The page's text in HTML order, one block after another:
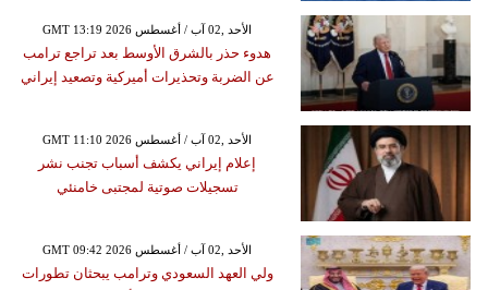
GMT 13:19 2026 الأحد ,02 آب / أغسطس
هدوء حذر بالشرق الأوسط بعد تراجع ترامب
عن الضربة وتحذيرات أميركية وتصعيد إيراني
GMT 11:10 2026 الأحد ,02 آب / أغسطس
إعلام إيراني يكشف أسباب تجنب نشر
تسجيلات صوتية لمجتبى خامنئي
GMT 09:42 2026 الأحد ,02 آب / أغسطس
ولي العهد السعودي وترامب يبحثان تطورات